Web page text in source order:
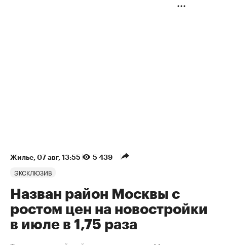
Жилье⁠, 07 авг, 13:55 5 439
ЭКСКЛЮЗИВ
Назван район Москвы с
ростом цен на новостройки
в июле в 1,75 раза